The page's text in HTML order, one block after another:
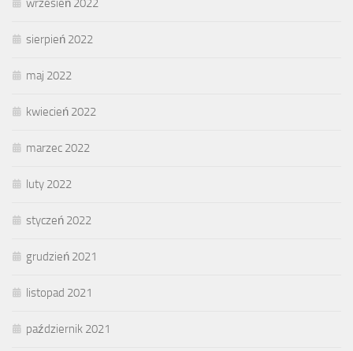
wrzesień 2022
sierpień 2022
maj 2022
kwiecień 2022
marzec 2022
luty 2022
styczeń 2022
grudzień 2021
listopad 2021
październik 2021